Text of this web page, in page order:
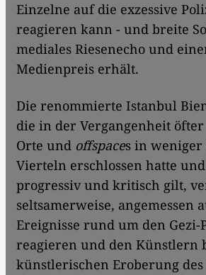
Einzelne auf die exzessive
reagieren kann - und breite
mediales Riesenecho und
Medienpreis erhält.
Die renommierte Istanbul
die in der Vergangenheit öfter
Orte und offspaces in
Vierteln erschlossen hatte
progressiv und kritisch gilt,
seltsamerweise, angemessen
Ereignisse rund um den Gezi-
reagieren und den Künstlern
künstlerischen Eroberung